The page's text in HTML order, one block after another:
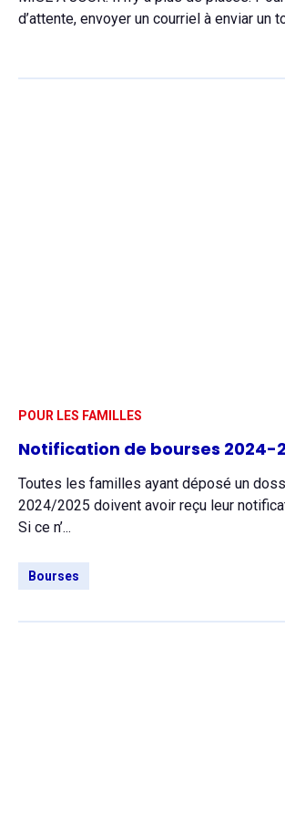
d’attente, envoyer un courriel à enviar un
POUR LES FAMILLES
Notification de bourses 2024-
Toutes les familles ayant déposé un
2024/2025 doivent avoir reçu leur
Si ce n’...
Bourses